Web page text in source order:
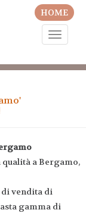
HOME
Toggle
a Bergamo,
vendita di
gamma di